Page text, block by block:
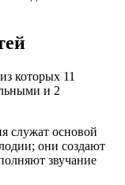
которых 11
и 2
служат основой
они создают
звучание